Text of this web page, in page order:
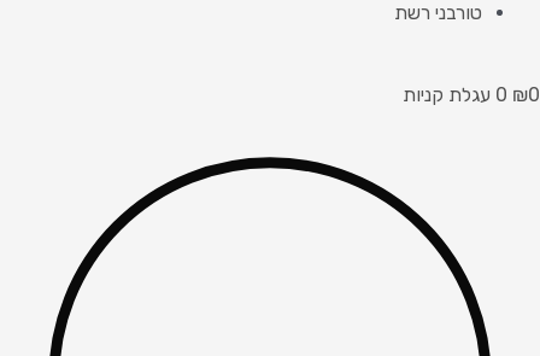
טורבני רשת
₪0
0 עגלת קניות